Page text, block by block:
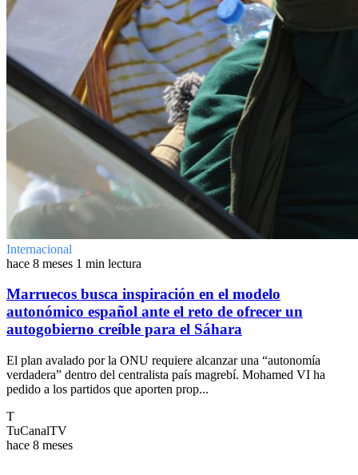
Internacional
hace 8 meses 1 min lectura
Marruecos busca inspiración en el modelo
autonómico español ante el reto de ofrecer un
autogobierno creíble para el Sáhara
El plan avalado por la ONU requiere alcanzar una “autonomía
verdadera” dentro del centralista país magrebí. Mohamed VI ha
pedido a los partidos que aporten prop...
T
TuCanalTV
hace 8 meses